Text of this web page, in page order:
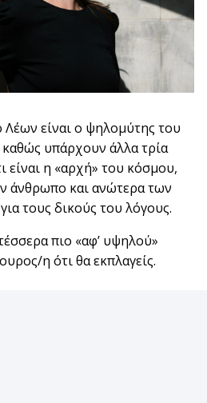
Λέων είναι ο ψηλομύτης του
υπάρχουν άλλα τρία
είναι η «αρχή» του κόσμου,
άνθρωπο και ανώτερα των
τους δικούς του λόγους.
πιο «αφ’ υψηλού»
η ότι θα εκπλαγείς.